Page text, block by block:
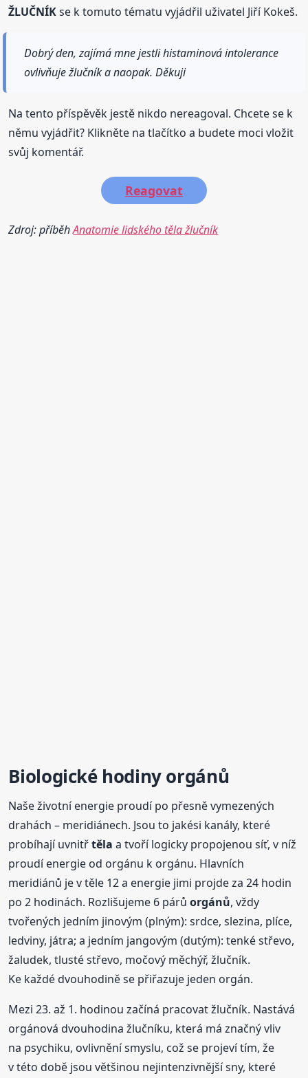
ŽLUČNÍKse k tomuto tématu vyjádřil uživatel Jiří Kokeš.
Dobrý den, zajímá mne jestli histaminová intolerance
ovlivňuje žlučník a naopak. Děkuji
Na tento příspěvěk jestě nikdo nereagoval. Chcete se k
němu vyjádřit? Klikněte na tlačítko a budete moci vložit
svůj komentář.
Reagovat
Zdroj: příběhAnatomie lidského těla žlučník
Biologické hodinyorgánů
Naše životní energie proudí po přesně vymezených
drahách – meridiánech. Jsou to jakési kanály, které
probíhají uvnitřtěla a tvoří logicky propojenou síť, v níž
proudí energie od orgánu k orgánu. Hlavních
meridiánů je v těle 12 a energie jimi projde za 24 hodin
po 2 hodinách. Rozlišujeme 6 párůorgánů, vždy
tvořených jedním jinovým (plným): srdce, slezina, plíce,
ledviny, játra; a jedním jangovým (dutým): tenké střevo,
žaludek, tlusté střevo, močový měchýř, žlučník.
Ke každé dvouhodině se přiřazuje jeden orgán.
Mezi 23. až 1. hodinou začíná pracovat žlučník. Nastává
orgánová dvouhodina žlučníku, která má značný vliv
na psychiku, ovlivnění smyslu, což se projeví tím, že
v této době jsou většinou nejintenzivnější sny, které